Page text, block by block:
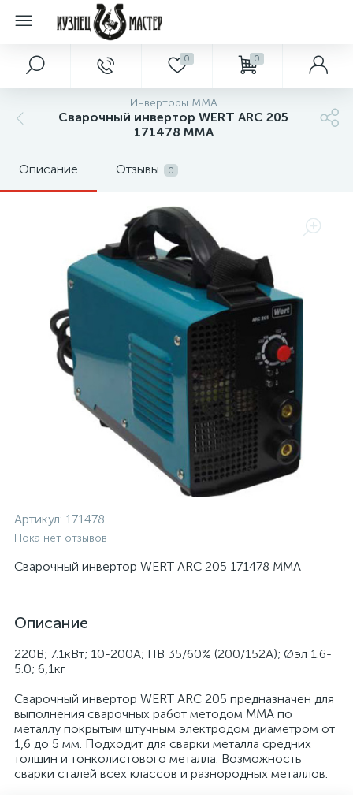
0 0
Инверторы MMA
Сварочный инвертор WERT ARC 205
171478 MMA
Описание Отзывы 0
Артикул: 171478
Пока нет отзывов
Сварочный инвертор WERT ARC 205 171478 MMA
Описание
220В; 7.1кВт; 10-200А; ПВ 35/60% (200/152А); Øэл 1.6-
5.0; 6,1кг
Сварочный инвертор WERT ARC 205 предназначен для
выполнения сварочных работ методом ММА по
металлу покрытым штучным электродом диаметром от
1,6 до 5 мм. Подходит для сварки металла средних
толщин и тонколистового металла. Возможность
сварки сталей всех классов и разнородных металлов.